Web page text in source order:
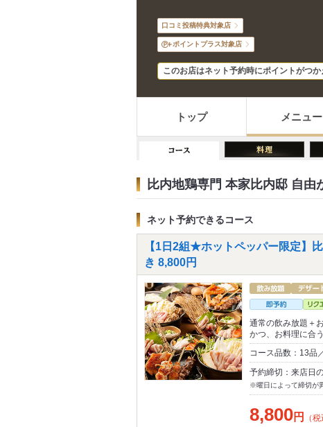
口コミ投稿特典対象店
ポイントプラス対象店
このお店はネット予約時にポイントがつか
トップ メニュー
比内地鶏専門 本家比内邸 自由
ネット予約できるコース
【1日2組★ホットペッパー限定】
き 8,800円
通常の飲み放題＋
かつ、お料理に合
コース品数：13品
予約締切：来店日
※曜日によって締切が
8,800円 （税